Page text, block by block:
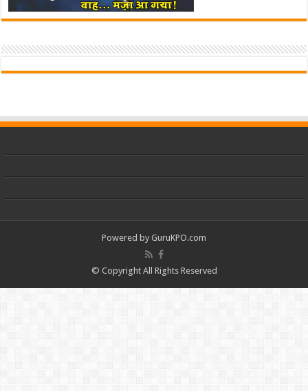
Powered by GuruKPO.com
© Copyright All Rights Reserved